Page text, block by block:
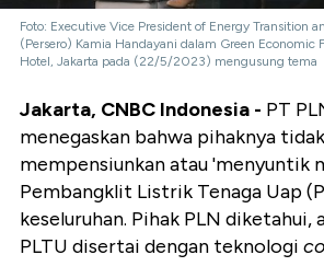
Foto: Executive Vice President of Energy Transition
(Persero) Kamia Handayani dalam Green
Hotel, Jakarta pada (22/5/2023) mengusung tema
Jakarta, CNBC Indonesia - PT
menegaskan bahwa pihaknya
mempensiunkan atau 'menyuntik
Pembangklit Listrik Tenaga Uap
keseluruhan. Pihak PLN diketahui,
PLTU disertai dengan teknologi